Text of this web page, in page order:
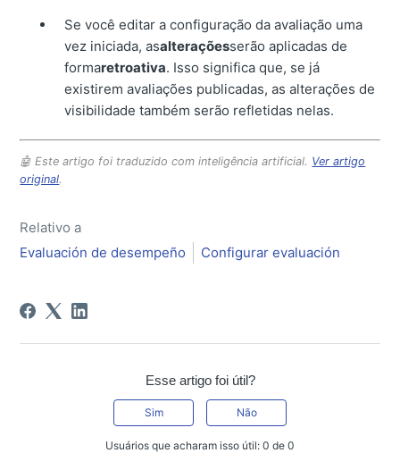
Se você editar a configuração da avaliação uma
vez iniciada, asalteraçõesserão aplicadas de
formaretroativa. Isso significa que, se já
existirem avaliações publicadas, as alterações de
visibilidade também serão refletidas nelas.
🤖 Este artigo foi traduzido com inteligência artificial. Ver artigo
original.
Relativo a
Evaluación de desempeño
Configurar evaluación
Esse artigo foi útil?
Sim Não
Usuários que acharam isso útil: 0 de 0